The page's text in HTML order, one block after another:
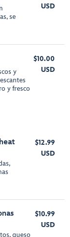
se
USD
y
y fresco
$10.00
USD
$12.99
USD
queso
$10.99
USD